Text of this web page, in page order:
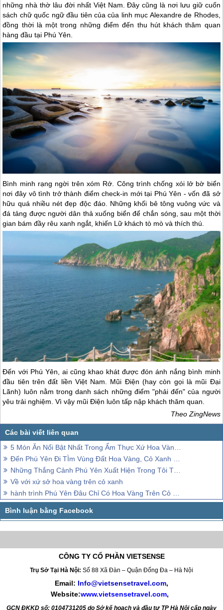
những nhà thờ lâu đời nhất Việt Nam. Đây cũng là nơi lưu giữ cuốn
sách chữ quốc ngữ đầu tiên của của linh mục Alexandre de Rhodes,
đồng thời là một trong những điểm đến thu hút khách thăm quan
hàng đầu tại Phú Yên
Bình minh rạng ngời trên xóm Rớ. Công trình chống xói lở bờ biển
nơi đây vô tình trở thành điểm check-in mới tại Phú Yên - vốn đã sở
hữu quá nhiều nét đẹp độc đáo. Những khối bê tông vuông vức và
đá tảng được người dân thả xuống biển để chắn sóng, sau một thời
gian bám đầy rêu xanh ngắt, khiến Lữ khách tò mò và thích thú.
Đến với Phú Yên , ai cũng khao khát được đón ánh nắng bình minh
đầu tiên trên đất liền Việt Nam. Mũi Điện (hay còn gọi là mũi Đại
Lãnh) luôn nằm trong danh sách những điểm "phải đến" của người
yêu trải nghiệm. Vì vậy mũi Điện luôn tấp nập khách thăm quan.
Theo ZingNews
5 Món Ăn Nổi Bật Nhất Trong Ẩm Thực Xứ Hoa Vàng Cỏ Xanh
Đến Phú Yên Đi TÌm Vùng Đất Hoa Vàng, Cỏ Xanh Đẹp Như Trong Phim
Những Thắng Cảnh Phú Yên Xuất Hiện Trong Tôi Thấy Hoa Vàng Trên Cỏ Xanh
Về với xứ sở hoa vàng trên cỏ xanh
hành trình Phú Yên Đâu Chỉ Có Hoa Vàng Trên Cỏ Xanh
CÔNG TY CỔ PHẦN VIETSENSE
Trụ Sở Tại Hà Nội: Số 88 Xã Đàn – Quận Đống Đa – Hà Nội
Email: Info@vietsensetravel.com,
Website:www.vietsensetravel.com,
GCN ĐKKD số: 0104731205 do Sở kế hoạch và đầu tư TP Hà Nội cấp ngày